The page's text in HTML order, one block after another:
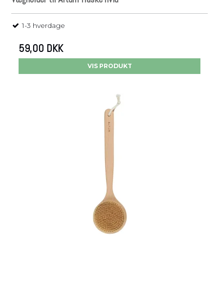
1-3 hverdage
59,00 DKK
VIS PRODUKT